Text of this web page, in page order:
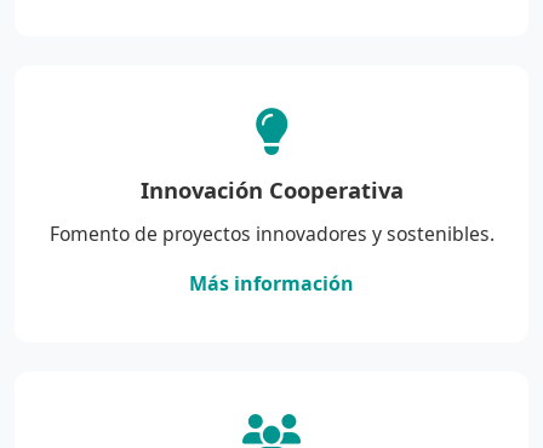
Innovación Cooperativa
Fomento de proyectos innovadores y sostenibles.
Más información